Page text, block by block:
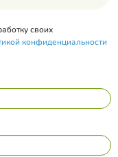
своих
конфиденциальности